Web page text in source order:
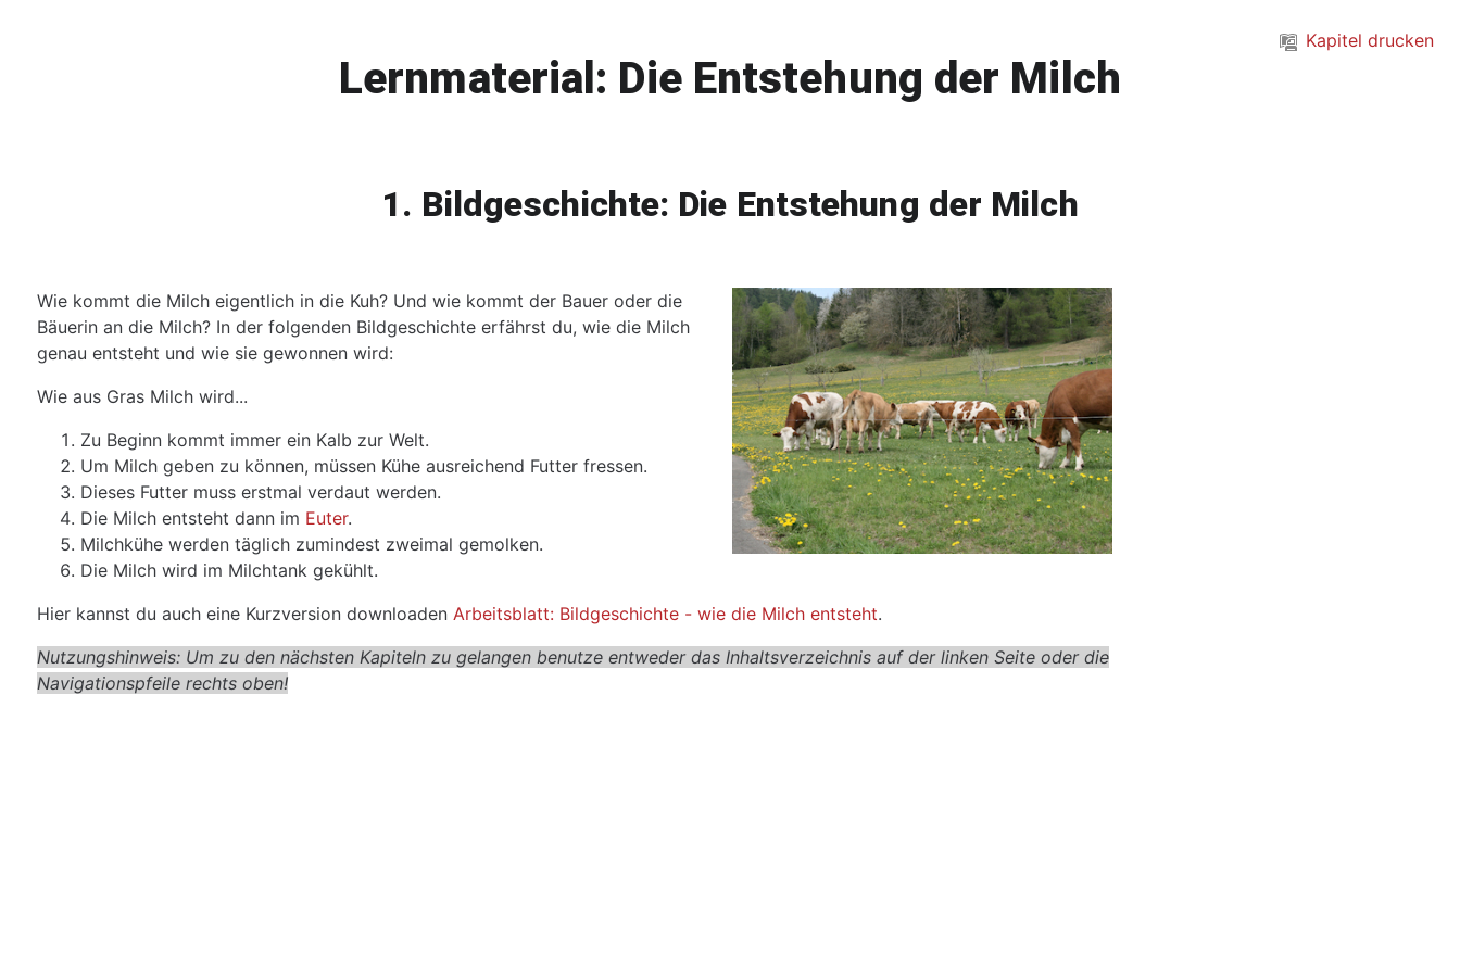
Kapitel drucken
Lernmaterial: Die Entstehung der Milch
1. Bildgeschichte: Die Entstehung der Milch
Wie kommt die Milch eigentlich in die Kuh? Und wie kommt der Bauer oder die
Bäuerin an die Milch? In der folgenden Bildgeschichte erfährst du, wie die Milch
genau entsteht und wie sie gewonnen wird:
Wie aus Gras Milch wird...
Zu Beginn kommt immer ein Kalb zur Welt.
Um Milch geben zu können, müssen Kühe ausreichend Futter fressen.
Dieses Futter muss erstmal verdaut werden.
Die Milch entsteht dann im Euter.
Milchkühe werden täglich zumindest zweimal gemolken.
Die Milch wird im Milchtank gekühlt.
Hier kannst du auch eine Kurzversion downloaden Arbeitsblatt: Bildgeschichte - wie die Milch entsteht.
Nutzungshinweis: Um zu den nächsten Kapiteln zu gelangen benutze entweder das Inhaltsverzeichnis auf der linken Seite oder die
Navigationspfeile rechts oben!